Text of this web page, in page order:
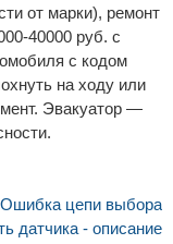
от марки), ремонт
40000 руб. с
с кодом
на ходу или
Эвакуатор —
цепи выбора
датчика - описание